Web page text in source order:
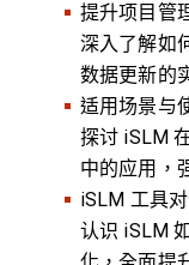
提升项目管
深入了解如
数据更新的
适用场景与
探讨 iSLM
中的应用，
iSLM 工具
认识 iSLM